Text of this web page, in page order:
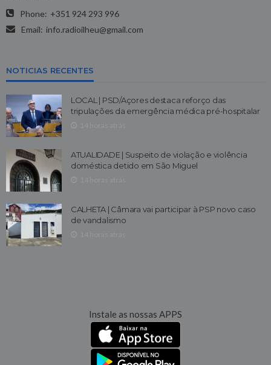
Phone: +351 924 293 996
Email: info.radioilheu@gmail.com
NOTICIAS RECENTES
LOCAL | PSD/Açores destaca reforço das
tripulações da emergência médica pré-hospitalar
ATUALIDADE | Suspeito de violação e violência
doméstica detido em São Miguel
CALHETA | Câmara vai participar à PSP novo caso
de vandalismo
Instale as nossas APPS